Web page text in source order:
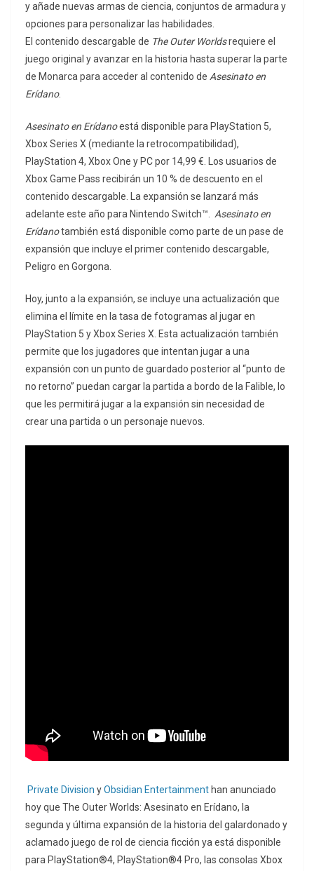
y añade nuevas armas de ciencia, conjuntos de armadura y
opciones para personalizar las habilidades.
El contenido descargable de The Outer Worldsrequiere el
juego original y avanzar en la historia hasta superar la parte
de Monarca para acceder al contenido de Asesinato en
Erídano.
Asesinato en Erídanoestá disponible para PlayStation 5,
Xbox Series X (mediante la retrocompatibilidad),
PlayStation 4, Xbox One y PC por 14,99 €. Los usuarios de
Xbox Game Pass recibirán un 10 % de descuento en el
contenido descargable. La expansión se lanzará más
adelante este año para Nintendo Switch™. Asesinato en
Erídanotambién está disponible como parte de un pase de
expansión que incluye el primer contenido descargable,
Peligro en Gorgona.
Hoy, junto a la expansión, se incluye una actualización que
elimina el límite en la tasa de fotogramas al jugar en
PlayStation 5 y Xbox Series X. Esta actualización también
permite que los jugadores que intentan jugar a una
expansión con un punto de guardado posterior al “punto de
no retorno” puedan cargar la partida a bordo de la Falible, lo
que les permitirá jugar a la expansión sin necesidad de
crear una partida o un personaje nuevos.
Private Division yObsidian Entertainment han anunciado
hoy que The Outer Worlds: Asesinato en Erídano, la
segunda y última expansión de la historia del galardonado y
aclamado juego de rol de ciencia ficción ya está disponible
para PlayStation®4, PlayStation®4 Pro, las consolas Xbox